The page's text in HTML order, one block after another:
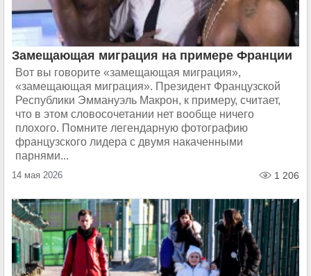
Замещающая миграция на примере Франции
Вот вы говорите «замещающая миграция»,
«замещающая миграция». Президент Французской
Республики Эммануэль Макрон, к примеру, считает,
что в этом словосочетании нет вообще ничего
плохого. Помните легендарную фотографию
французского лидера с двумя накаченными
парнями...
14 мая 2026 1 206